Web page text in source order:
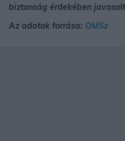
biztonság érdekében
Az adatok forrása: OMSz